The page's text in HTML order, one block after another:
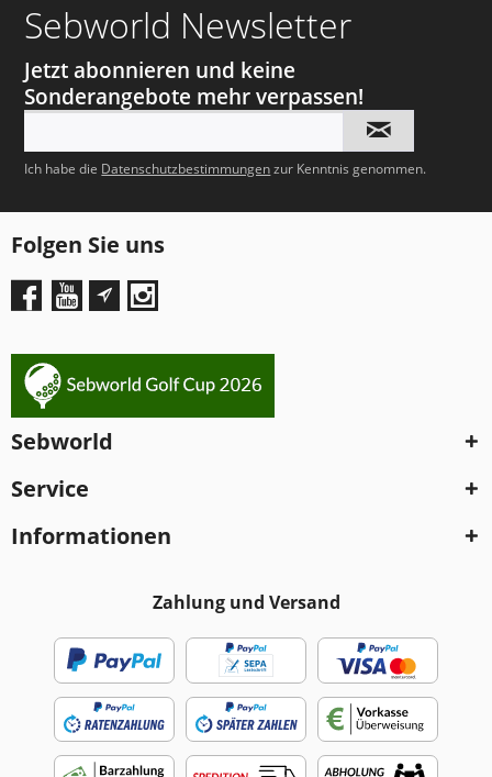
Sebworld Newsletter
Jetzt abonnieren und keine
Sonderangebote mehr verpassen!
Ich habe die Datenschutzbestimmungenzur Kenntnis genommen.
Folgen Sie uns
Sebworld
Service
Informationen
Zahlung und Versand